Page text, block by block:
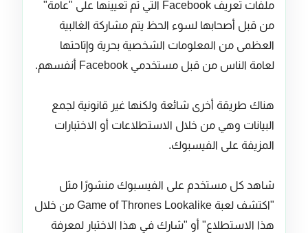
ملفات تعريف Facebook التي تم تعيينها على "عامة"
من قبل أصحابها لسوء الحظ يتم مشاركة الغالبية
العظمى من المعلومات الشخصية بحرية وإتاحتها
لعامة الناس من قبل مستخدمي Facebook أنفسهم.
هناك طريقة أخرى شائعة ولكنها غير قانونية لجمع
البيانات وهي من خلال الاستطلاعات أو الاختبارات
المزيفة على الفيسبوك.
شاهد كل مستخدم على الفيسبوك منشورًا مثل
"اكتشف لعبة Game of Thrones Lookalike من خلال
هذا الاستطلاع" أو "شارك في هذا الاختبار لمعرفة